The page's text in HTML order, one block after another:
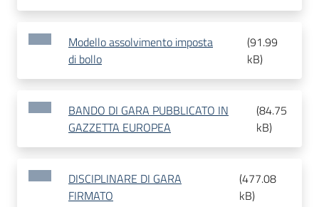
Modello assolvimento imposta
di bollo
(91.99
kB)
BANDO DI GARA PUBBLICATO IN
GAZZETTA EUROPEA
(84.75
kB)
DISCIPLINARE DI GARA
FIRMATO
(477.08
kB)